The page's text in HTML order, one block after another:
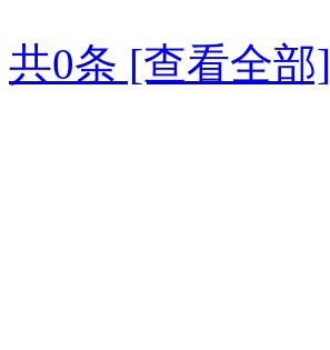
共0条 [查看全部]